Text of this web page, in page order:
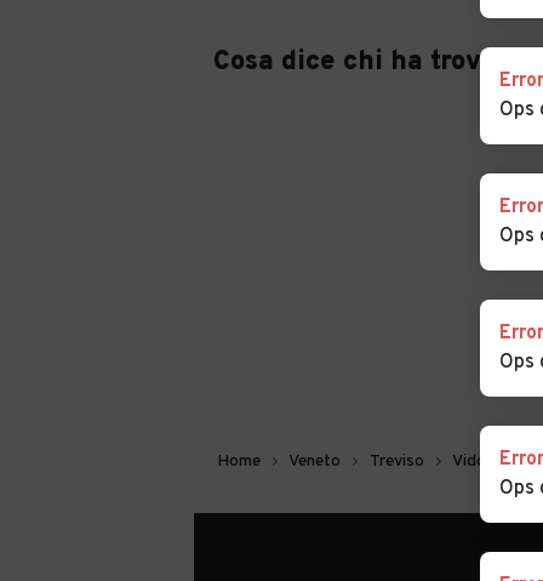
Cosa dice chi ha trovato
Home Veneto Treviso Vidor
Error
Ops
Error
Ops
Error
Ops
Error
Ops